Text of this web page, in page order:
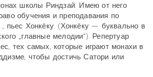
школы Риндзай. Имею от него
обучения и преподавания по
, пьес Хонкёку. (Хонкёку — буквально в
„главные мелодии“). Репертуар
тех самых, которые играют монахи в
чтобы достичь Сатори или